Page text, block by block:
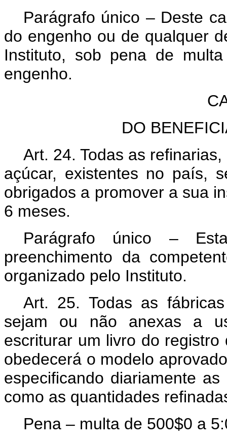
Parágrafo único – Deste
do engenho ou de qualquer
Instituto, sob pena de
engenho.
DO
Art. 24. Todas as
açúcar, existentes no país,
obrigados a promover a sua
6 meses.
Parágrafo único –
preenchimento da
organizado pelo Instituto.
Art. 25. Todas as
sejam ou não anexas a
escriturar um livro do
obedecerá o modelo
especificando diariamente
como as quantidades
Pena – multa de 500$0 a